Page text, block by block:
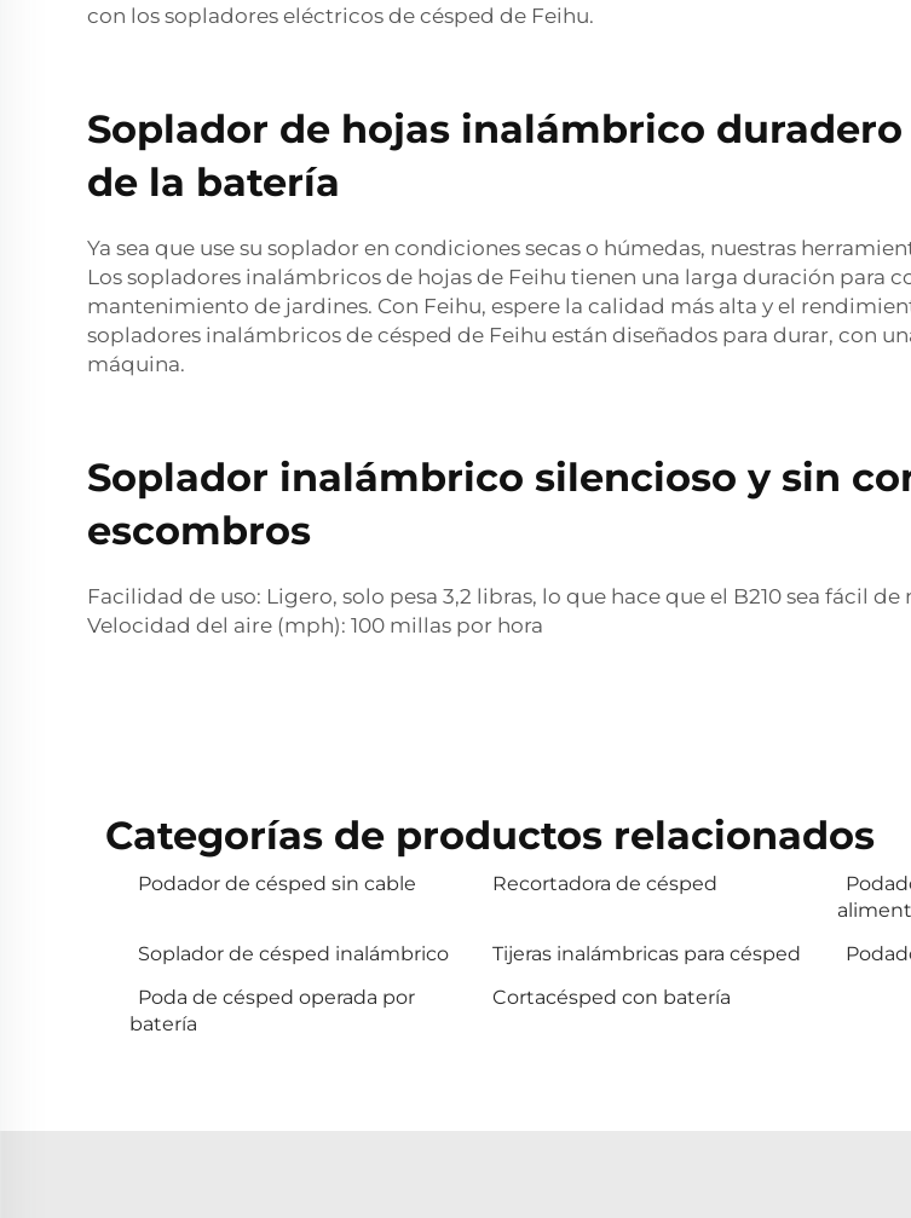
con los sopladores eléctricos de césped de Feihu.
Soplador de hojas inalámbrico
de la batería
Ya sea que use su soplador en condiciones secas o húmedas, nuestras
Los sopladores inalámbricos de hojas de Feihu tienen una larga duración para
mantenimiento de jardines. Con Feihu, espere la calidad más alta y el
sopladores inalámbricos de césped de Feihu están diseñados para durar, con
máquina.
Soplador inalámbrico silencioso y sin
escombros
Facilidad de uso: Ligero, solo pesa 3,2 libras, lo que hace que el B210 sea fácil
Velocidad del aire (mph): 100 millas por hora
Categorías de productos relacionados
Podador de césped sin cable Recortadora de césped
Soplador de césped inalámbrico Tijeras inalámbricas para césped
Poda de césped operada por
batería
Cortacésped con batería